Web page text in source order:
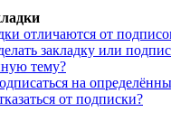
отличаются от
закладку или
тему?
на
от подписки?